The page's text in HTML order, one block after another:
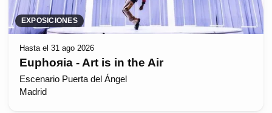
EXPOSICIONES
Hasta el 31 ago 2026
Euphoяia - Art is in the Air
Escenario Puerta del Ángel
Madrid